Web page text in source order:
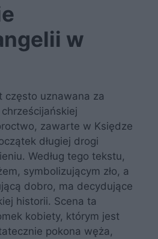
w
często uznawana za
zawarte w Księdze
długiej drogi
Według tego tekstu,
symbolizującym zło, a
dobro, ma decydujące
historii. Scena ta
kobiety, którym jest
pokona węża,